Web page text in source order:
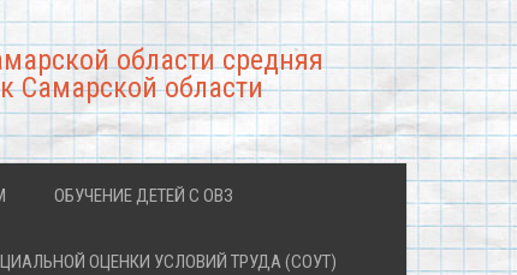
области средняя
Самарской области
ОБУЧЕНИЕ ДЕТЕЙ С ОВЗ
ОЦЕНКИ УСЛОВИЙ ТРУДА (СОУТ)